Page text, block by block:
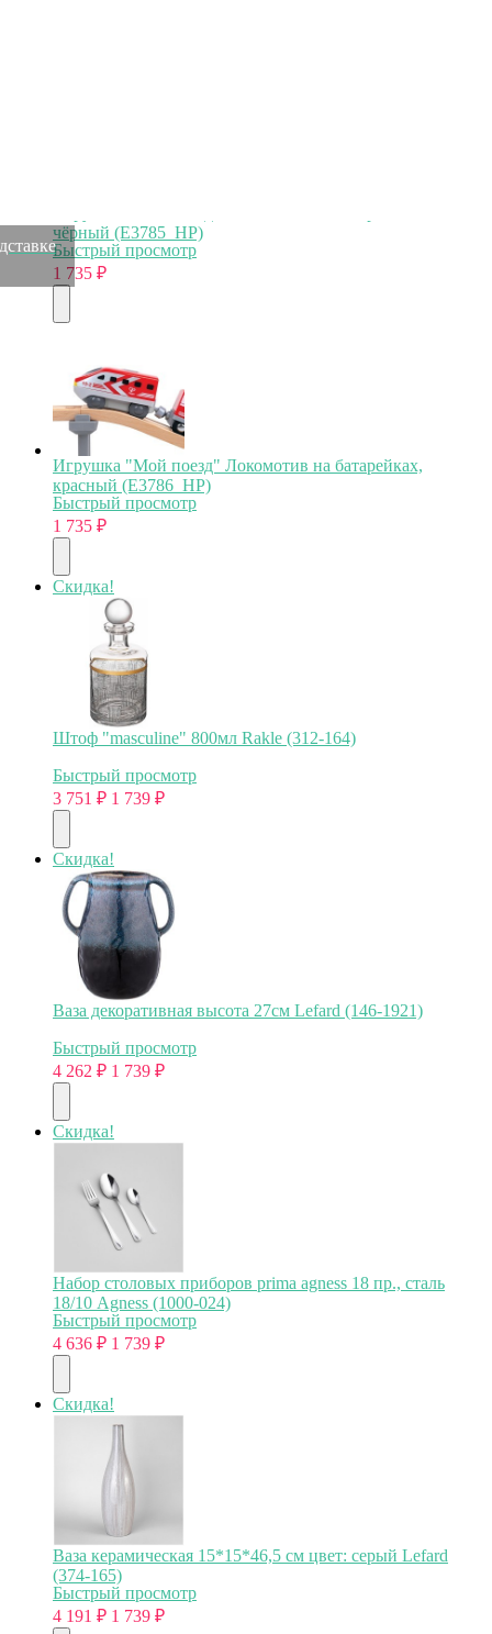
чёрный (E3785_HP)
Быстрый просмотр
1 735 ₽
Игрушка "Мой поезд" Локомотив на батарейках,
красный (E3786_HP)
Быстрый просмотр
1 735 ₽
Скидка!
Штоф "masculine" 800мл Rakle (312-164)
Быстрый просмотр
3 751 ₽ 1 739 ₽
Скидка!
Ваза декоративная высота 27см Lefard (146-1921)
Быстрый просмотр
4 262 ₽ 1 739 ₽
Скидка!
Набор столовых приборов prima agness 18 пр., сталь
18/10 Agness (1000-024)
Быстрый просмотр
4 636 ₽ 1 739 ₽
Скидка!
Ваза керамическая 15*15*46,5 см цвет: серый Lefard
(374-165)
Быстрый просмотр
4 191 ₽ 1 739 ₽